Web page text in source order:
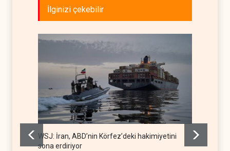
İlginizi çekebilir
WSJ: İran, ABD’nin Körfez’deki hakimiyetini
sona erdiriyor